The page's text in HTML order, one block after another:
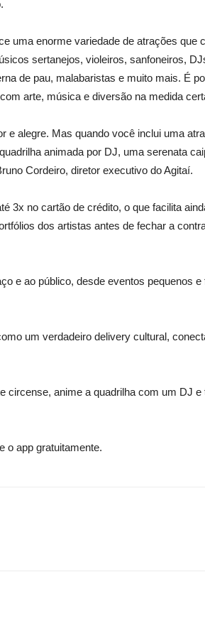
uma enorme variedade de atrações que
sertanejos, violeiros, sanfoneiros,
de pau, malabaristas e muito mais. É
arte, música e diversão na medida
e alegre. Mas quando você inclui uma
animada por DJ, uma serenata
Cordeiro, diretor executivo do Agitaí.
3x no cartão de crédito, o que facilita
dos artistas antes de fechar a
e ao público, desde eventos pequenos e
um verdadeiro delivery cultural,
circense, anime a quadrilha com um DJ e
o app gratuitamente.